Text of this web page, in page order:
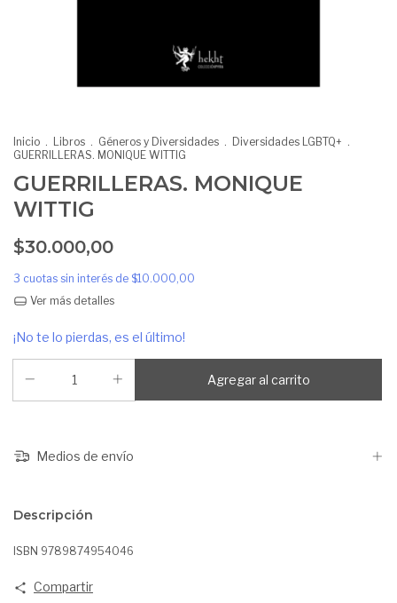
Inicio . Libros . Géneros y Diversidades . Diversidades LGBTQ+ .
GUERRILLERAS. MONIQUE WITTIG
GUERRILLERAS. MONIQUE
WITTIG
$30.000,00
3 cuotas sin interés de $10.000,00
Ver más detalles
¡No te lo pierdas, es el último!
Medios de envío
Descripción
ISBN 9789874954046
Compartir